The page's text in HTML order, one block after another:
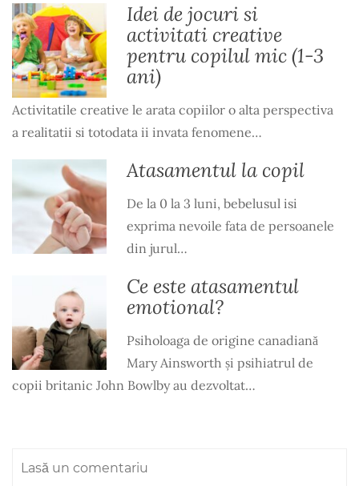
Idei de jocuri si
activitati creative
pentru copilul mic (1-3
ani)
Activitatile creative le arata copiilor o alta perspectiva
a realitatii si totodata ii invata fenomene…
Atasamentul la copil
De la 0 la 3 luni, bebelusul isi
exprima nevoile fata de persoanele
din jurul…
Ce este atasamentul
emotional?
Psiholoaga de origine canadiană
Mary Ainsworth și psihiatrul de
copii britanic John Bowlby au dezvoltat…